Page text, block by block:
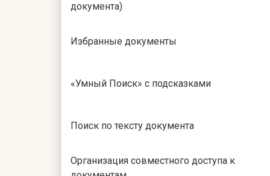
документа)
Избранные документы
«Умный Поиск» с подсказками
Поиск по тексту документа
Организация совместного доступа к